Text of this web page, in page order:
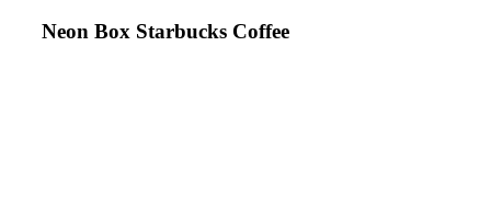
Neon Box Starbucks Coffee